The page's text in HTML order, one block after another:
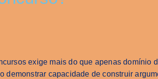
exige mais do que apenas domínio
demonstrar capacidade de construir